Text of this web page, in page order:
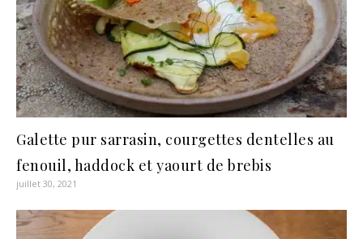
Galette pur sarrasin, courgettes dentelles au
fenouil, haddock et yaourt de brebis
juillet 30, 2021